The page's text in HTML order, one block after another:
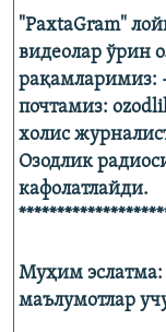
"PaxtaGram"
видеолар ўрин
рақамларимиз:
почтамиз:
холис
Озодлик
кафолатлайди.
Муҳим эслатма:
маълумотлар